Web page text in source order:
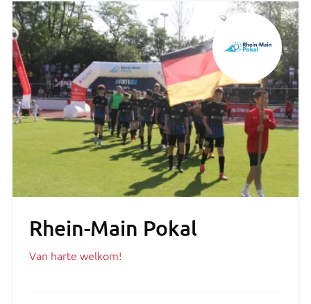
Rhein-Main Pokal
Van harte welkom!